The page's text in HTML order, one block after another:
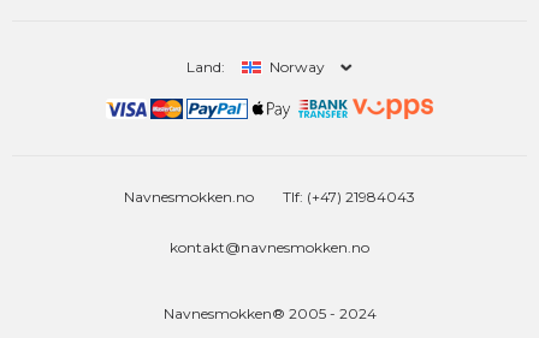
Land: Norway
Navnesmokken.no Tlf: (+47) 21984043
kontakt@navnesmokken.no
Navnesmokken® 2005 - 2024